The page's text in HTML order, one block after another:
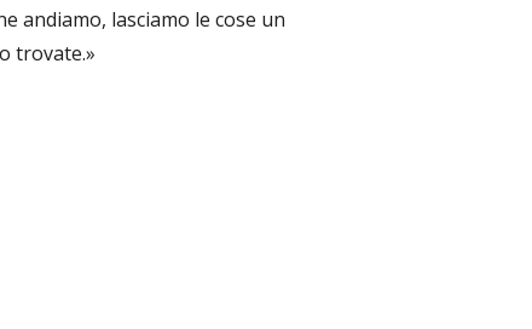
andiamo, lasciamo le cose un
trovate.»